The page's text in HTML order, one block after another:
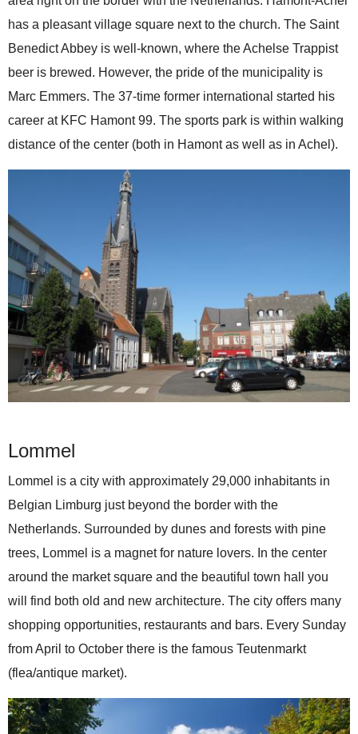
has a pleasant village square next to the church. The Saint
Benedict Abbey is well-known, where the Achelse Trappist
beer is brewed. However, the pride of the municipality is
Marc Emmers. The 37-time former international started his
career at KFC Hamont 99. The sports park is within walking
distance of the center (both in Hamont as well as in Achel).
Lommel
Lommel is a city with approximately 29,000 inhabitants in
Belgian Limburg just beyond the border with the
Netherlands. Surrounded by dunes and forests with pine
trees, Lommel is a magnet for nature lovers. In the center
around the market square and the beautiful town hall you
will find both old and new architecture. The city offers many
shopping opportunities, restaurants and bars. Every Sunday
from April to October there is the famous Teutenmarkt
(flea/antique market).